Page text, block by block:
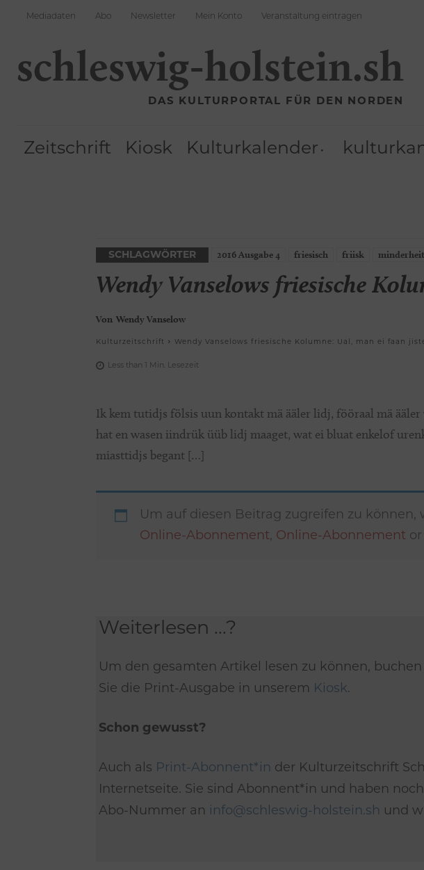
Mediadaten Abo Newsletter Mein Konto Veranstaltung eintragen
schleswig-holstein.sh
DAS KULTURPORTAL FÜR DEN NORDEN
Zeitschrift Kiosk Kulturkalender
SCHLAGWÖRTER 2016 Ausgabe 4 friesisch friisk minderheit
Wendy Vanselows friesische
Von Wendy Vanselow
Kulturzeitschrift Wendy Vanselows friesische Kolumne: Ual, man ei faan
Less than 1 Min. Lesezeit
Ik kem tutidjs fölsis uun kontakt mä ääler lidj, fööraal mä
hat en wasen iindrük üüb lidj maaget, wat ei bluat enkelof
miasttidjs begant […]
Um auf diesen Beitrag zugreifen zu
Online-Abonnement, Online-Abonnement or
Weiterlesen ...?
Um den gesamten Artikel lesen zu können,
Sie die Print-Ausgabe in unserem Kiosk.
Schon gewusst?
Auch als Print-Abonnent*in der Kulturzeitschrift
Internetseite. Sie sind Abonnent*in und haben
Abo-Nummer an info@schleswig-holstein.sh und